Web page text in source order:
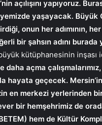
açılışını yapıyoruz.
yaşayacak.
onun her adımının,
bir şahsın adını burada
kütüphanesinin inşası
açma
hayata geçecek.
en merkezi yerlerinden
bir hemşehrimiz de
hem de Kültür